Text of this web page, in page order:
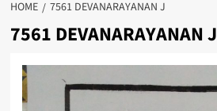
HOME 7561 DEVANARAYANAN J
7561 DEVANARAYANAN J